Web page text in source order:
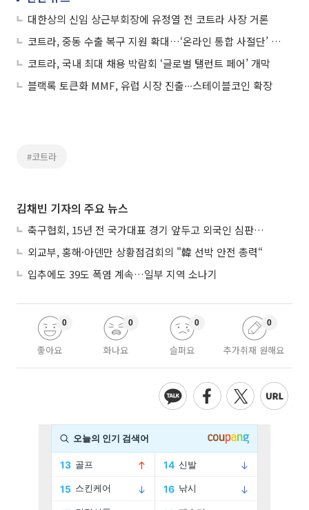
대한상의 신임 상근부회장에 유정열 전 코트라 사장 거론
코트라, 중동 수출 복구 지원 확대…‘온라인 통합 사절단’ 운영
코트라, 국내 최대 채용 박람회 ‘글로벌 탤런트 페어’ 개막
블랙록 토큰화 MMF, 유럽 시장 진출∙∙∙스테이블코인 확장
#코트라
김채빈 기자의 주요 뉴스
축구협회, 15년 전 국가대표 경기 앞두고 외국인 심판에 ‘성접대’
외교부, 홍해·아덴만 상황점검회의 "韓 선박 안전 총력“
입추에도 39도 폭염 계속…일부 지역 소나기
좋아요
0
화나요
0
슬퍼요
0
추가취재 원해요
0